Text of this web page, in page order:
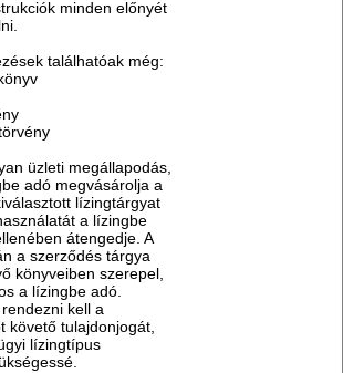
minden előnyét
találhatóak még:
üzleti megállapodás,
adó megvásárolja a
lízingtárgyat
a lízingbe
átengedje. A
a szerződés tárgya
könyveiben szerepel,
a lízingbe adó.
kell a
követő tulajdonjogát,
lízingtípus